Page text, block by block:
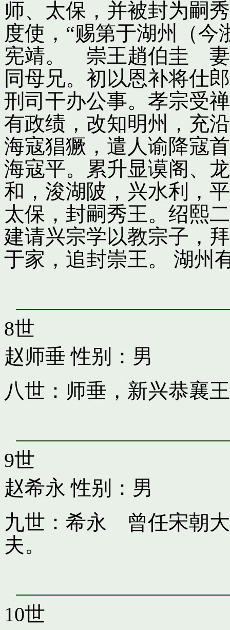
师、太保，并被封为嗣
度使，“赐第于湖州（今
宪靖。 崇王趙伯圭 妻
同母兄。初以恩补将仕
刑司干办公事。孝宗受
有政绩，改知明州，充
海寇猖獗，遣人谕降寇
海寇平。累升显谟阁、
和，浚湖陂，兴水利，
太保，封嗣秀王。绍熙
建请兴宗学以教宗子，
于家，追封崇王。 湖州
8世
赵师垂 性别：男
八世：师垂，新兴恭襄王
9世
赵希永 性别：男
九世：希永 曾任宋朝
夫。
10世